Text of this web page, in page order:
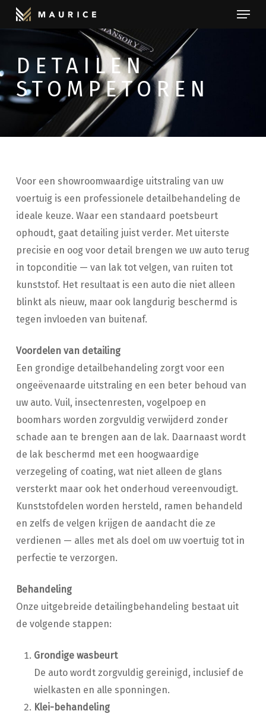
Skip
content
Menu
DETAILEN
STOMPETOREN
Voor een showroomwaardige uitstraling van uw
voertuig is een professionele detailbehandeling de
ideale keuze. Waar een standaard poetsbeurt
ophoudt, gaat detailing juist verder. Met uiterste
precisie en oog voor detail brengen we uw auto terug
in topconditie — van lak tot velgen, van ruiten tot
kunststof. Het resultaat is een auto die niet alleen
blinkt als nieuw, maar ook langdurig beschermd is
tegen invloeden van buitenaf.
Voordelen van detailing
Een grondige detailbehandeling zorgt voor een
ongeëvenaarde uitstraling en een beter behoud van
uw auto. Vuil, insectenresten, vogelpoep en
boomhars worden zorgvuldig verwijderd zonder
schade aan te brengen aan de lak. Daarnaast wordt
de lak beschermd met een hoogwaardige
verzegeling of coating, wat niet alleen de glans
versterkt maar ook het onderhoud vereenvoudigt.
Kunststofdelen worden hersteld, ramen behandeld
en zelfs de velgen krijgen de aandacht die ze
verdienen — alles met als doel om uw voertuig tot in
perfectie te verzorgen.
Behandeling
Onze uitgebreide detailingbehandeling bestaat uit
de volgende stappen:
Grondige wasbeurt
De auto wordt zorgvuldig gereinigd, inclusief de
wielkasten en alle sponningen.
Klei-behandeling